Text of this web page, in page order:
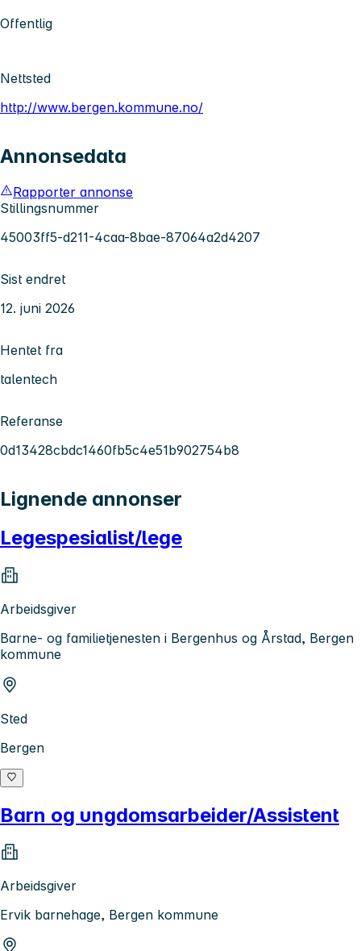
Offentlig
Nettsted
http://www.bergen.kommune.no/
Annonsedata
Rapporter annonse
Stillingsnummer
45003ff5-d211-4caa-8bae-87064a2d4207
Sist endret
12. juni 2026
Hentet fra
talentech
Referanse
0d13428cbdc1460fb5c4e51b902754b8
Lignende annonser
Legespesialist/lege
Arbeidsgiver
Barne- og familietjenesten i Bergenhus og Årstad, Bergen
kommune
Sted
Bergen
Barn og ungdomsarbeider/Assistent
Arbeidsgiver
Ervik barnehage, Bergen kommune